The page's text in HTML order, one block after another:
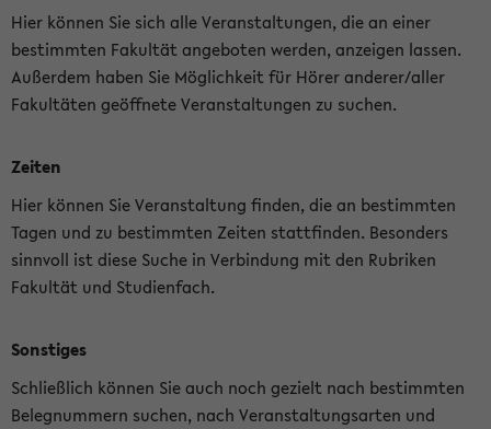
Hier können Sie sich alle Veranstaltungen, die an einer
bestimmten Fakultät angeboten werden, anzeigen lassen.
Außerdem haben Sie Möglichkeit für Hörer anderer/aller
Fakultäten geöffnete Veranstaltungen zu suchen.
Zeiten
Hier können Sie Veranstaltung finden, die an bestimmten
Tagen und zu bestimmten Zeiten stattfinden. Besonders
sinnvoll ist diese Suche in Verbindung mit den Rubriken
Fakultät und Studienfach.
Sonstiges
Schließlich können Sie auch noch gezielt nach bestimmten
Belegnummern suchen, nach Veranstaltungsarten und